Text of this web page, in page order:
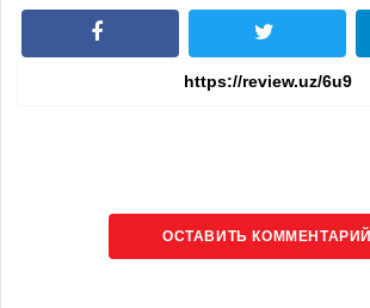
ОСТАВИТЬ КОММЕНТАРИЙ